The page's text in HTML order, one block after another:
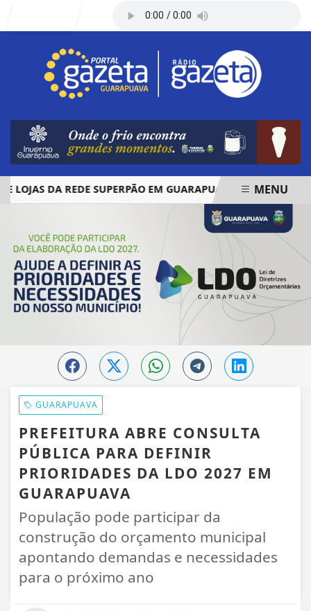
DA REDE SUPERPÃO EM GUARAPUAVA E PALMASMENU
GUARAPUAVA
PREFEITURA ABRE CONSULTA
PÚBLICA PARA DEFINIR
PRIORIDADES DA LDO 2027 EM
GUARAPUAVA
População pode participar da
construção do orçamento municipal
apontando demandas e necessidades
para o próximo ano